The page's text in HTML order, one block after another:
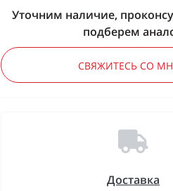
Уточним наличие,
подберем
СВЯЖИТЕСЬ СО
Доставка